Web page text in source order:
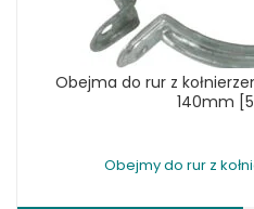
Obejma do rur z
140mm
Obejmy do rur z